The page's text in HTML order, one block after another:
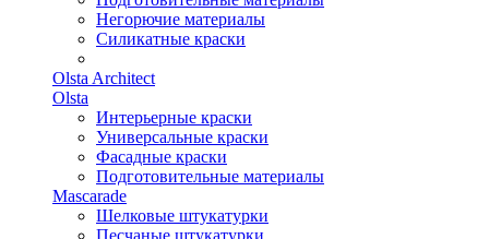
Негорючие материалы
Силикатные краски
Olsta Architect
Olsta
Интерьерные краски
Универсальные краски
Фасадные краски
Подготовительные материалы
Mascarade
Шелковые штукатурки
Песчаные штукатурки